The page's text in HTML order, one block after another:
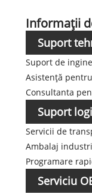
Informații
Suport
Suport de
Asistență
Consultanta
Suport
Servicii de
Ambalaj
Programare
Serviciu